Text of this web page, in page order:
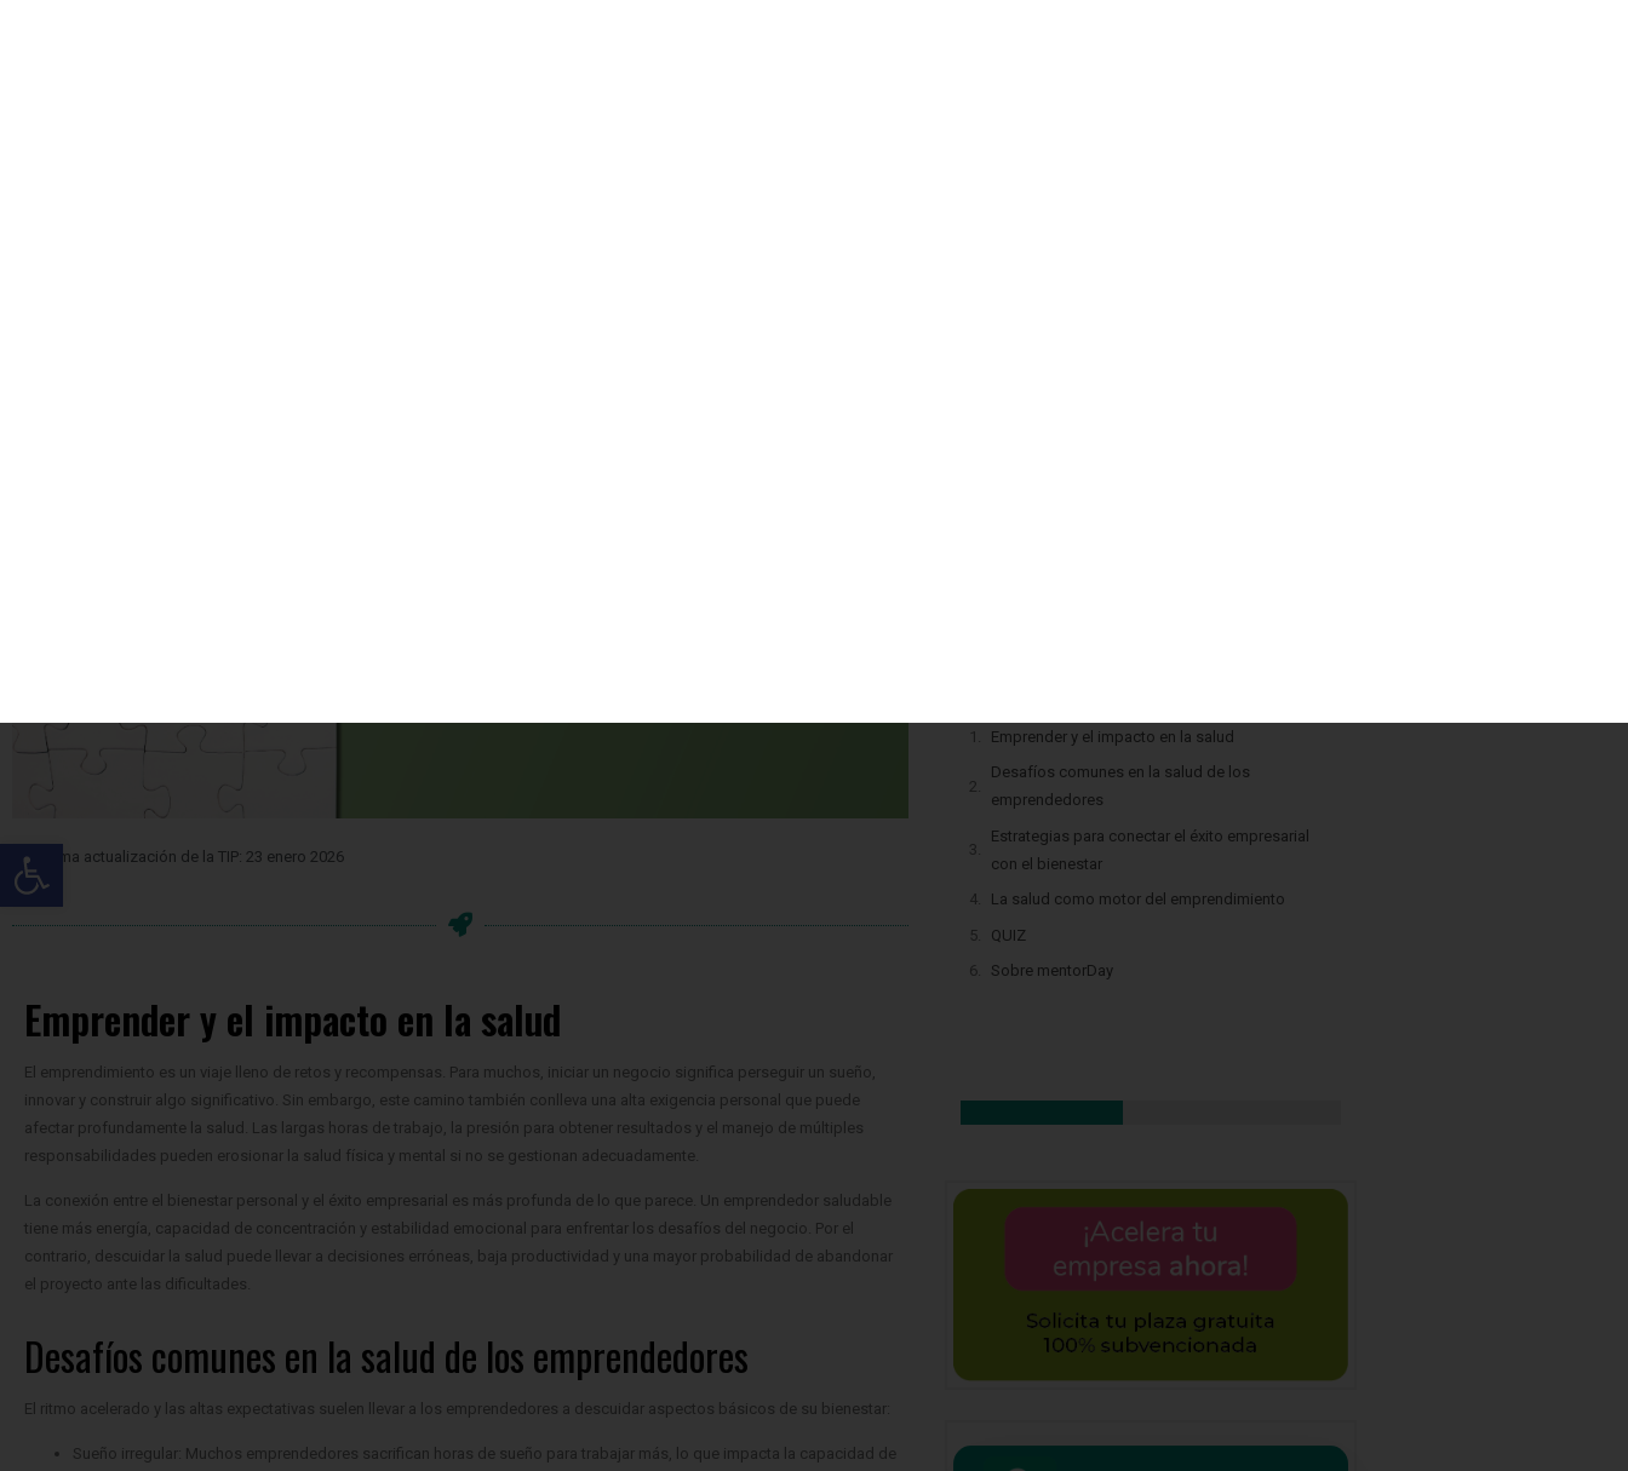
Última actualización de la TIP: 23 enero 2026
Emprender y el impacto en la salud
El emprendimiento es un viaje lleno de retos y recompensas. Para muchos, iniciar un negocio significa perseguir un sueño,
innovar y construir algo significativo. Sin embargo, este camino también conlleva una alta exigencia personal que puede
afectar profundamente la salud. Las largas horas de trabajo, la presión para obtener resultados y el manejo de múltiples
responsabilidades pueden erosionar la salud física y mental si no se gestionan adecuadamente.
La conexión entre el bienestar personal y el éxito empresarial es más profunda de lo que parece. Un emprendedor saludable
tiene más energía, capacidad de concentración y estabilidad emocional para enfrentar los desafíos del negocio. Por el
contrario, descuidar la salud puede llevar a decisiones erróneas, baja productividad y una mayor probabilidad de abandonar
el proyecto ante las dificultades.
Desafíos comunes en la salud de los emprendedores
El ritmo acelerado y las altas expectativas suelen llevar a los emprendedores a descuidar aspectos básicos de su bienestar:
Sueño irregular: Muchos emprendedores sacrifican horas de sueño para trabajar más, lo que impacta la capacidad de
Emprender y el impacto en la salud
Desafíos comunes en la salud de los
emprendedores
Estrategias para conectar el éxito empresarial
con el bienestar
La salud como motor del emprendimiento
QUIZ
Sobre mentorDay